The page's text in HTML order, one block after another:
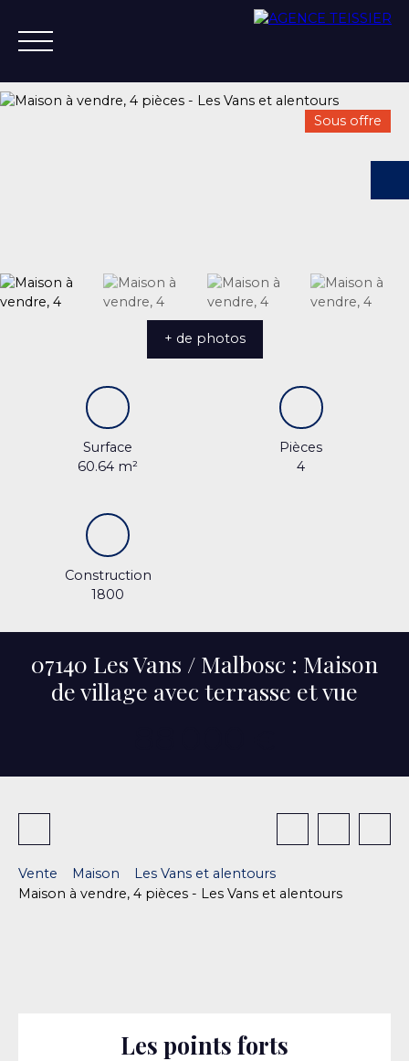
+33 4 75 37 21 14
Sous offre
+ de photos
Surface
60.64 m²
Pièces
4
Construction
1800
07140 Les Vans / Malbosc : Maison
de village avec terrasse et vue
Vente Maison
Les Vans et alentours
Maison à vendre, 4 pièces - Les Vans et alentours
Les points forts